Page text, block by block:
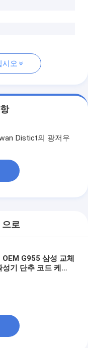
시오
Distict의 광저우
으로
OEM G955 삼성 교체
성기 단추 코드 케이